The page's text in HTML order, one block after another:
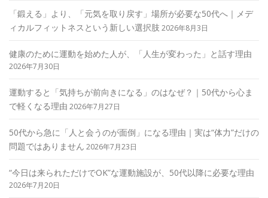
「鍛える」より、「元気を取り戻す」場所が必要な50代へ｜メデ
ィカルフィットネスという新しい選択肢 2026年8月3日
健康のために運動を始めた人が、「人生が変わった」と話す理由
2026年7月30日
運動すると「気持ちが前向きになる」のはなぜ？｜50代から心ま
で軽くなる理由 2026年7月27日
50代から急に「人と会うのが面倒」になる理由｜実は“体力”だけの
問題ではありません 2026年7月23日
“今日は来られただけでOK”な運動施設が、50代以降に必要な理由
2026年7月20日